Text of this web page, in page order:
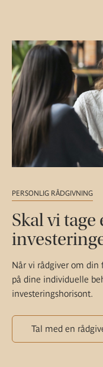
PERSONLIG RÅDGIVNING
Skal vi
Når vi rådgiver om din
på dine individuelle
investeringshorisont.
Tal med en